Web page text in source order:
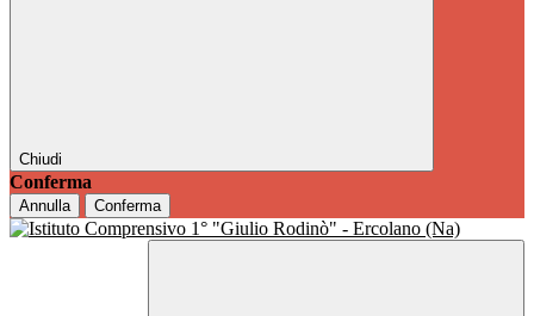
Chiudi
Conferma
Annulla Conferma